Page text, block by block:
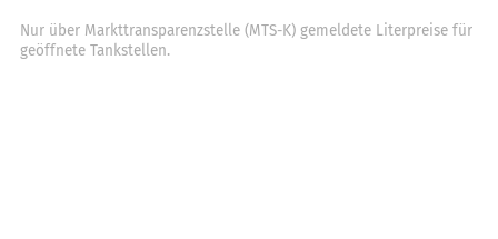
Nur über Markttransparenzstelle (MTS-K) gemeldete Literpreise für
geöffnete Tankstellen.